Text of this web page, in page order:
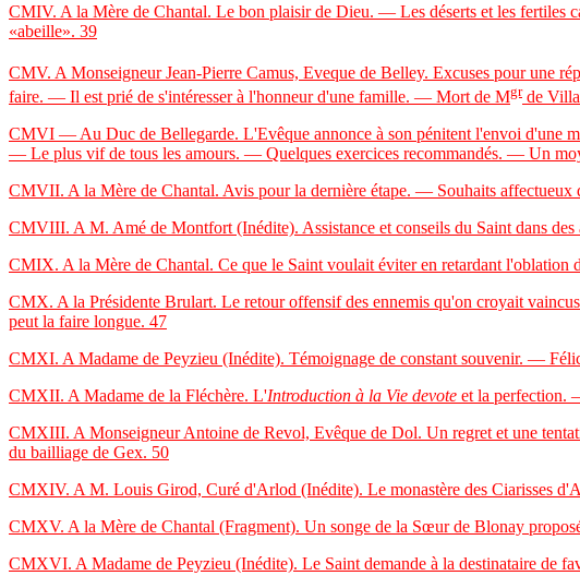
CMIV. A la Mère de Chantal. Le bon plaisir de Dieu. — Les déserts et les fertiles
«abeille». 39
CMV. A Monseigneur Jean-Pierre Camus, Eveque de Belley. Excuses pour une
faire. — Il est prié de s'intéresser à l'honneur d'une famille. — Mort de Mgrde
CMVI — Au Duc de Bellegarde. L'Evêque annonce à son pénitent l'envoi d'une
— Le plus vif de tous les amours. — Quelques exercices recommandés. — Un
CMVII. A la Mère de Chantal. Avis pour la dernière étape. — Souhaits affectueux
CMVIII. A M. Amé de Montfort (Inédite). Assistance et conseils du Saint dans des
CMIX. A la Mère de Chantal. Ce que le Saint voulait éviter en retardant
CMX. A la Présidente Brulart. Le retour offensif des ennemis qu'on croyait
peut la faire longue. 47
CMXI. A Madame de Peyzieu (Inédite). Témoignage de constant souvenir. —
CMXII. A Madame de la Fléchère. L'Introduction à la Vie devote et la perfection.
CMXIII. A Monseigneur Antoine de Revol, Evêque de Dol. Un regret et une
du bailliage de Gex. 50
CMXIV. A M. Louis Girod, Curé d'Arlod (Inédite). Le monastère des Ciarisses
CMXV. A la Mère de Chantal (Fragment). Un songe de la Sœur de Blonay
CMXVI. A Madame de Peyzieu (Inédite). Le Saint demande à la destinataire de